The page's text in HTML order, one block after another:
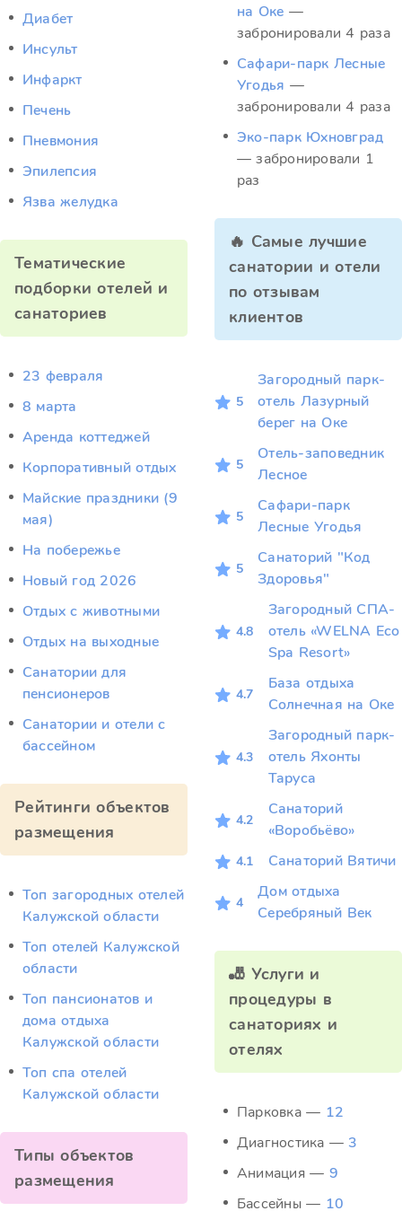
Диабет
Инсульт
Инфаркт
Печень
Пневмония
Эпилепсия
Язва желудка
Тематические
подборки отелей и
санаториев
23 февраля
8 марта
Аренда коттеджей
Корпоративный отдых
Майские праздники (9
мая)
На побережье
Новый год 2026
Отдых c животными
Отдых на выходные
Санатории для
пенсионеров
Санатории и отели с
бассейном
Рейтинги объектов
размещения
Топ загородных отелей
Калужской области
Топ отелей Калужской
области
Топ пансионатов и
дома отдыха
Калужской области
Топ спа отелей
Калужской области
Типы объектов
размещения
на Оке —
забронировали 4 раза
Сафари-парк Лесные
Угодья —
забронировали 4 раза
Эко-парк Юхновград
— забронировали 1
раз
🔥 Самые лучшие
санатории и отели
по отзывам
клиентов
5
Загородный парк-
отель Лазурный
берег на Оке
5
Отель-заповедник
Лесное
5
Сафари-парк
Лесные Угодья
5
Санаторий "Код
Здоровья"
4.8
Загородный СПА-
отель «WELNA Eco
Spa Resort»
4.7
База отдыха
Солнечная на Оке
4.3
Загородный парк-
отель Яхонты
Таруса
4.2
Санаторий
«Воробьёво»
4.1 Санаторий Вятичи
4
Дом отдыха
Серебряный Век
🎳 Услуги и
процедуры в
санаториях и
отелях
Парковка — 12
Диагностика — 3
Анимация — 9
Бассейны — 10